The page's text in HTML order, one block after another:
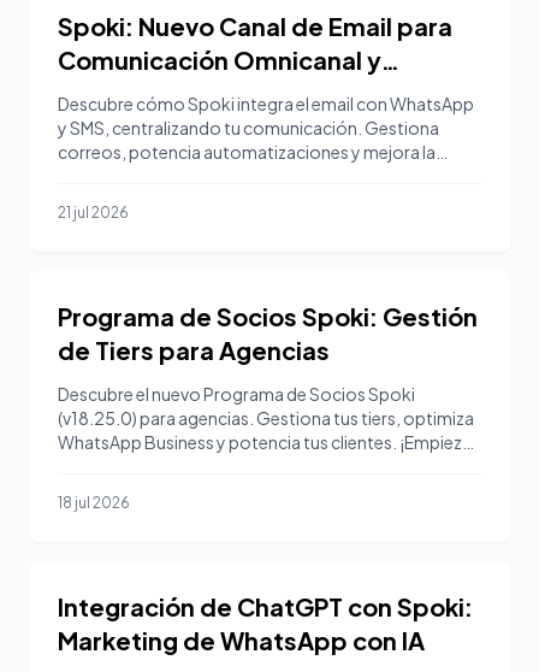
Spoki: Nuevo Canal de Email para
Comunicación Omnicanal y
Automat
Descubre cómo Spoki integra el email con WhatsApp
y SMS, centralizando tu comunicación. Gestiona
correos, potencia automatizaciones y mejora la
21 jul 2026
Programa de Socios Spoki: Gestión
de Tiers para Agencias
Descubre el nuevo Programa de Socios Spoki
(v18.25.0) para agencias. Gestiona tus tiers, optimiza
WhatsApp Business y potencia tus clientes. ¡Empieza
18 jul 2026
Integración de ChatGPT con Spoki:
Marketing de WhatsApp con IA